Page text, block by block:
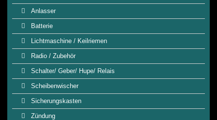
Anlasser
Batterie
Lichtmaschine / Keilriemen
Radio / Zubehör
Schalter/ Geber/ Hupe/ Relais
Scheibenwischer
Sicherungskasten
Zündung